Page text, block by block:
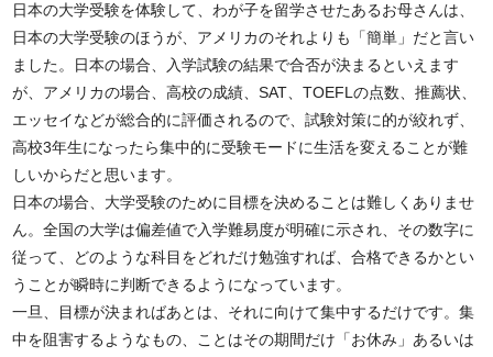
日本の大学受験を体験して、わが子を留学させたあるお母さんは、
日本の大学受験のほうが、アメリカのそれよりも「簡単」だと言い
ました。日本の場合、入学試験の結果で合否が決まるといえます
が、アメリカの場合、高校の成績、SAT、TOEFLの点数、推薦状、
エッセイなどが総合的に評価されるので、試験対策に的が絞れず、
高校3年生になったら集中的に受験モードに生活を変えることが難
しいからだと思います。
日本の場合、大学受験のために目標を決めることは難しくありませ
ん。全国の大学は偏差値で入学難易度が明確に示され、その数字に
従って、どのような科目をどれだけ勉強すれば、合格できるかとい
うことが瞬時に判断できるようになっています。
一旦、目標が決まればあとは、それに向けて集中するだけです。集
中を阻害するようなもの、ことはその期間だけ「お休み」あるいは